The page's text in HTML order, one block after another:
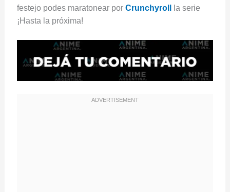
festejo podes maratonear por Crunchyroll
la serie
¡Hasta la próxima!